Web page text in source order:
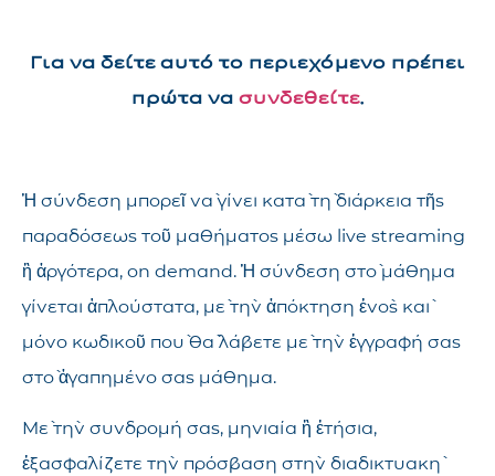
Για να δείτε αυτό το περιεχόμενο πρέπει
πρώτα να συνδεθείτε.
Ἡ σύνδεση μπορεῖ νὰ γίνει κατὰ τὴ διάρκεια τῆς
παραδόσεως τοῦ μαθήματος μέσω live streaming
ἢ ἀργότερα, on demand. Ἡ σύνδεση στὸ μάθημα
γίνεται ἁπλούστατα, μὲ τὴν ἀπόκτηση ἑνὸς καὶ
μόνο κωδικοῦ ποὺ θὰ λάβετε μὲ τὴν ἐγγραφή σας
στὸ ἀγαπημένο σας μάθημα.
Μὲ τὴν συνδρομή σας, μηνιαία ἢ ἐτήσια,
ἐξασφαλίζετε τὴν πρόσβαση στὴν διαδικτυακὴ